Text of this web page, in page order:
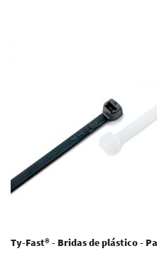
Ty-Fast® - Bridas de plástico -